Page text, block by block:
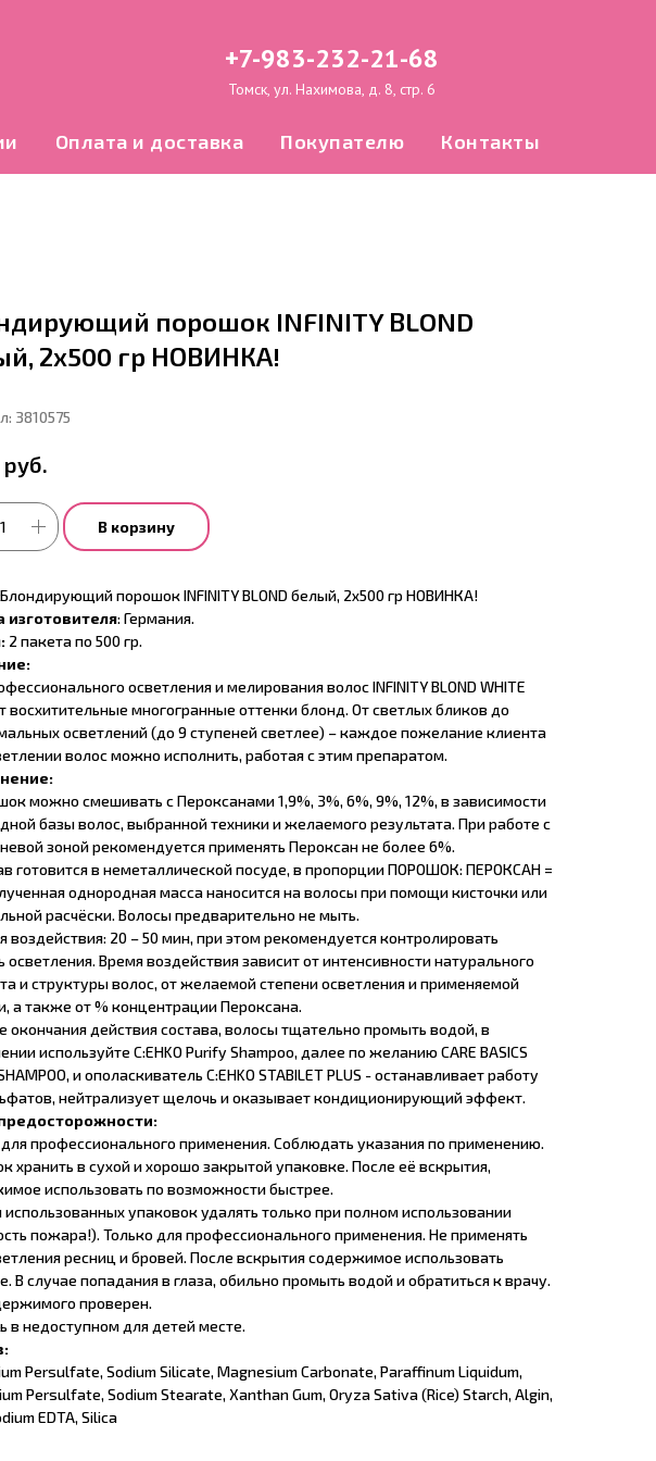
+7-983-232-21-68
Томск, ул. Нахимова, д. 8, стр. 6
Оплата и доставка Покупателю Контакты
порошок INFINITY BLOND
2x500 гр НОВИНКА!
3810575
руб.
В корзину
Блондирующий порошок INFINITY BLOND белый, 2x500 гр НОВИНКА!
изготовителя: Германия.
2 пакета по 500 гр.
осветления и мелирования волос INFINITY BLOND WHITE
восхитительные многогранные оттенки блонд. От светлых бликов до
осветлений (до 9 ступеней светлее) – каждое пожелание клиента
волос можно исполнить, работая с этим препаратом.
можно смешивать с Пероксанами 1,9%, 3%, 6%, 9%, 12%, в зависимости
базы волос, выбранной техники и желаемого результата. При работе с
зоной рекомендуется применять Пероксан не более 6%.
готовится в неметаллической посуде, в пропорции ПОРОШОК: ПЕРОКСАН =
однородная масса наносится на волосы при помощи кисточки или
расчёски. Волосы предварительно не мыть.
воздействия: 20 – 50 мин, при этом рекомендуется контролировать
осветления. Время воздействия зависит от интенсивности натурального
и структуры волос, от желаемой степени осветления и применяемой
а также от % концентрации Пероксана.
окончания действия состава, волосы тщательно промыть водой, в
используйте C:EHKO Purify Shampoo, далее по желанию CARE BASICS
и ополаскиватель C:EHKO STABILET PLUS - останавливает работу
нейтрализует щелочь и оказывает кондиционирующий эффект.
профессионального применения. Соблюдать указания по применению.
хранить в сухой и хорошо закрытой упаковке. После её вскрытия,
использовать по возможности быстрее.
упаковок удалять только при полном использовании
пожара!). Только для профессионального применения. Не применять
ресниц и бровей. После вскрытия содержимое использовать
В случае попадания в глаза, обильно промыть водой и обратиться к врачу.
проверен.
в недоступном для детей месте.
Persulfate, Sodium Silicate, Magnesium Carbonate, Paraffinum Liquidum,
Persulfate, Sodium Stearate, Xanthan Gum, Oryza Sativa (Rice) Starch, Algin,
EDTA, Silica